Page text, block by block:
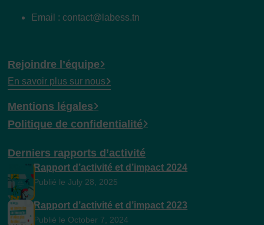
Email : contact@labess.tn
Rejoindre l’équipe
En savoir plus sur nous
Mentions légales
Politique de confidentialité
Derniers rapports d’activité
Rapport d’activité et d’impact 2024
Publié le July 28, 2025
Rapport d’activité et d’impact 2023
Publié le October 7, 2024